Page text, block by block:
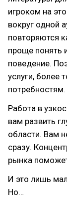
игроком на
вокруг одной
повторяются
проще понять
поведение.
услуги, более
потребностям.
Работа в
вам развить
области. Вам
сразу.
рынка
И это лишь
Но…